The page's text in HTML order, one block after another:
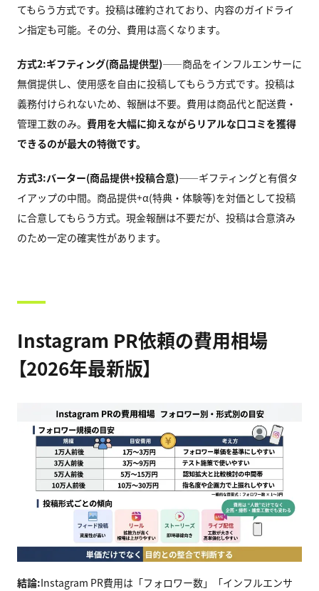
てもらう方式です。投稿は確約されており、内容のガイドライ
ン指定も可能。その分、費用は高くなります。
方式2:ギフティング(商品提供型)——商品をインフルエンサーに
無償提供し、使用感を自由に投稿してもらう方式です。投稿は
義務付けられないため、報酬は不要。費用は商品代と配送費・
管理工数のみ。 費用を大幅に抑えながらリアルな口コミを獲得
できるのが最大の特徴です。
方式3:バーター(商品提供+投稿合意)——ギフティングと有償タ
イアップの中間。商品提供+α(特典・体験等)を対価として投稿
に合意してもらう方式。現金報酬は不要だが、投稿は合意済み
のため一定の確実性があります。
Instagram PR依頼の費用相場
【2026年最新版】
結論:Instagram PR費用は「フォロワー数」「インフルエンサ